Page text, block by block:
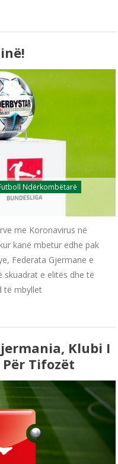
Ndërkombëtarë
me Koronavirus në
kanë mbetur edhe pak
Federata Gjermane e
skuadrat e elitës dhe të
të mbyllet
Klubi I
Tifozët